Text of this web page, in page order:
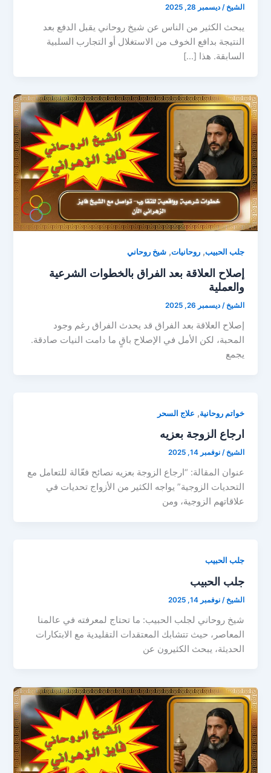
الشيخ/ديسمبر 28, 2025
يبحث الكثير من الناس عن شيخ روحاني يقبل الدفع بعد
النتيجة بدافع الخوف من الاستغلال أو التجارب السلبية
السابقة. هذا […]
جلب الحبيب,روحانيات,شيخ روحاني
إصلاح العلاقة بعد الفراق بالخطوات الشرعية
والعملية
الشيخ/ديسمبر 26, 2025
إصلاح العلاقة بعد الفراق قد يحدث الفراق رغم وجود
المحبة، لكن الأمل في الإصلاح باقٍ ما دامت النيات صادقة.
يجمع
خواتم روحانية, علاج السحر
ارجاع الزوجة بعزيه
الشيخ/نوفمبر 14, 2025
عنوان المقالة: “ارجاع الزوجة بعزيه نصائح فعّالة للتعامل مع
التحديات الزوجية” يواجه الكثير من الأزواج تحديات في
علاقاتهم الزوجية، ومن
جلب الحبيب
جلب الحبيب
الشيخ/نوفمبر 14, 2025
شيخ روحاني لجلب الحبيب: ما تحتاج لمعرفته في عالمنا
المعاصر، حيث تتشابك المعتقدات التقليدية مع الابتكارات
الحديثة، يبحث الكثيرون عن